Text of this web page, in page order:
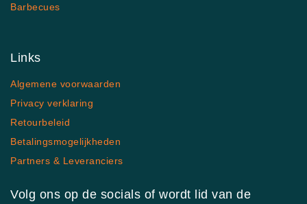
Barbecues
Links
Algemene voorwaarden
Privacy verklaring
Retourbeleid
Betalingsmogelijkheden
Partners & Leveranciers
Volg ons op de socials of wordt lid van de